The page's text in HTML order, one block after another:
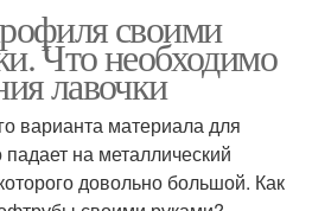
своими
Что необходимо
лавочки
варианта материала для
на металлический
довольно большой. Как